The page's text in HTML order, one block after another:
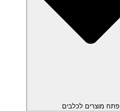
פתח מוצרים לכלבים